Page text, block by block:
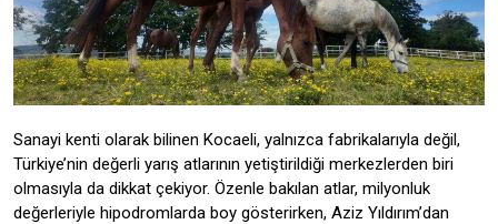
Sanayi kenti olarak bilinen Kocaeli, yalnızca fabrikalarıyla değil,
Türkiye’nin değerli yarış atlarının yetiştirildiği merkezlerden biri
olmasıyla da dikkat çekiyor. Özenle bakılan atlar, milyonluk
değerleriyle hipodromlarda boy gösterirken, Aziz Yıldırım’dan